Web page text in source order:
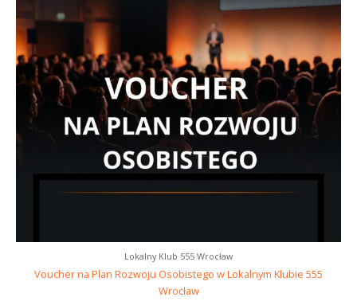
Lokalny Klub 555 Wrocław
Voucher na Plan Rozwoju Osobistego w Lokalnym Klubie 555
Wrocław